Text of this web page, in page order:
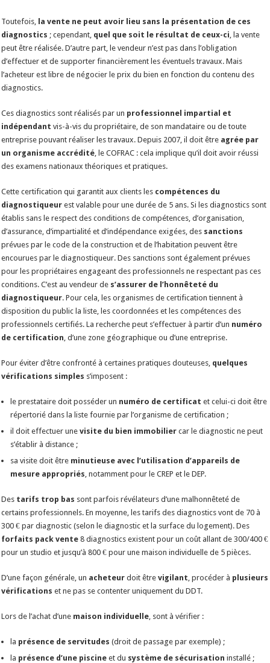
Toutefois, la vente ne peut avoir lieu sans la présentation de ces
diagnostics ; cependant, quel que soit le résultat de ceux-ci , la vente
peut être réalisée. D’autre part, le vendeur n’est pas dans l’obligation
d’effectuer et de supporter financièrement les éventuels travaux. Mais
l’acheteur est libre de négocier le prix du bien en fonction du contenu des
diagnostics.
Ces diagnostics sont réalisés par un professionnel impartial et
indépendant vis-à-vis du propriétaire, de son mandataire ou de toute
entreprise pouvant réaliser les travaux. Depuis 2007, il doit être agrée par
un organisme accrédité , le COFRAC : cela implique qu’il doit avoir réussi
des examens nationaux théoriques et pratiques.
Cette certification qui garantit aux clients les compétences du
diagnostiqueur est valable pour une durée de 5 ans. Si les diagnostics sont
établis sans le respect des conditions de compétences, d’organisation,
d’assurance, d’impartialité et d’indépendance exigées, des sanctions
prévues par le code de la construction et de l’habitation peuvent être
encourues par le diagnostiqueur. Des sanctions sont également prévues
pour les propriétaires engageant des professionnels ne respectant pas ces
conditions. C’est au vendeur de s’assurer de l’honnêteté du
diagnostiqueur. Pour cela, les organismes de certification tiennent à
disposition du public la liste, les coordonnées et les compétences des
professionnels certifiés. La recherche peut s’effectuer à partir d’un numéro
de certification , d’une zone géographique ou d’une entreprise.
Pour éviter d’être confronté à certaines pratiques douteuses, quelques
vérifications simples s’imposent :
le prestataire doit posséder un numéro de certificat et celui-ci doit être
répertorié dans la liste fournie par l’organisme de certification ;
il doit effectuer unevisite du bien immobilier car le diagnostic ne peut
s’établir à distance ;
sa visite doit être minutieuse avec l’utilisation d’appareils de
mesure appropriés , notamment pour le CREP et le DEP.
Des tarifs trop bas sont parfois révélateurs d’une malhonnêteté de
certains professionnels. En moyenne, les tarifs des diagnostics vont de 70 à
300 € par diagnostic (selon le diagnostic et la surface du logement). Des
forfaits pack vente 8 diagnostics existent pour un coût allant de 300/400 €
pour un studio et jusqu’à 800 € pour une maison individuelle de 5 pièces.
D’une façon générale, un acheteur doit êtrevigilant , procéder à plusieurs
vérifications et ne pas se contenter uniquement du DDT.
Lors de l’achat d’une maison individuelle , sont à vérifier :
la présence de servitudes (droit de passage par exemple) ;
la présence d’une piscine et du système de sécurisation installé ;